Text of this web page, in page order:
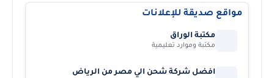
مواقع صديقة للإعلانات
مكتبة الوراق
مكتبة وموارد تعليمية
افضل شركة شحن الي مصر من الرياض